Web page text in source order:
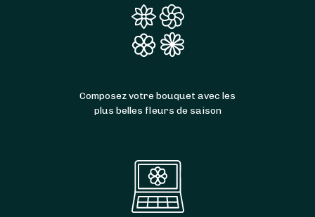
Composez votre bouquet avec les
plus belles fleurs de saison